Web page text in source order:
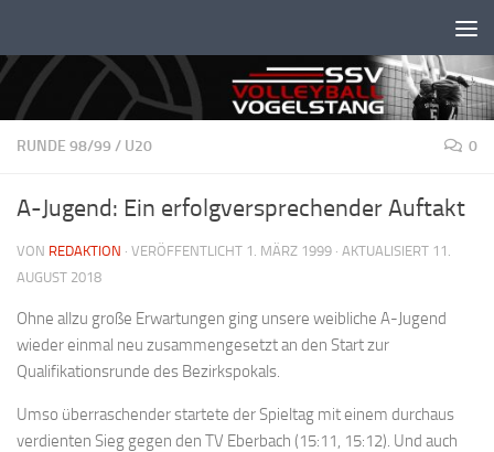
RUNDE 98/99 / U20 0
A-Jugend: Ein erfolgversprechender Auftakt
VON REDAKTION · VERÖFFENTLICHT 1. MÄRZ 1999 · AKTUALISIERT 11.
AUGUST 2018
Ohne allzu große Erwartungen ging unsere weibliche A-Jugend
wieder einmal neu zusammengesetzt an den Start zur
Qualifikationsrunde des Bezirkspokals.
Umso überraschender startete der Spieltag mit einem durchaus
verdienten Sieg gegen den TV Eberbach (15:11, 15:12). Und auch